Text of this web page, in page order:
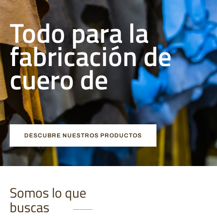
Todo para la
fabricación de
cuero de
alta calidad
DESCUBRE NUESTROS PRODUCTOS
Somos lo que
buscas